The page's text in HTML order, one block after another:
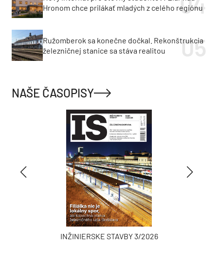
Hronom chce prilákať mladých z celého regiónu
Ružomberok sa konečne dočkal. Rekonštrukcia
železničnej stanice sa stáva realitou
NAŠE ČASOPISY
INŽINIERSKE STAVBY 3/2026